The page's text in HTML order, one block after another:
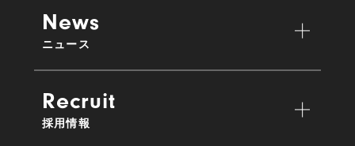
News
ニュース
Recruit
採用情報